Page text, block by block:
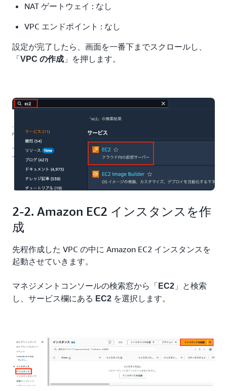
NAT ゲートウェイ : なし
VPC エンドポイント : なし
設定が完了したら、画面を一番下までスクロールし、
「VPC の作成 」を押します。
2-2. Amazon EC2 インスタンスを作
成
先程作成した VPC の中に Amazon EC2 インスタンスを
起動させていきます。
マネジメントコンソールの検索窓から「 EC2 」と検索
し、サービス欄にある EC2 を選択します。